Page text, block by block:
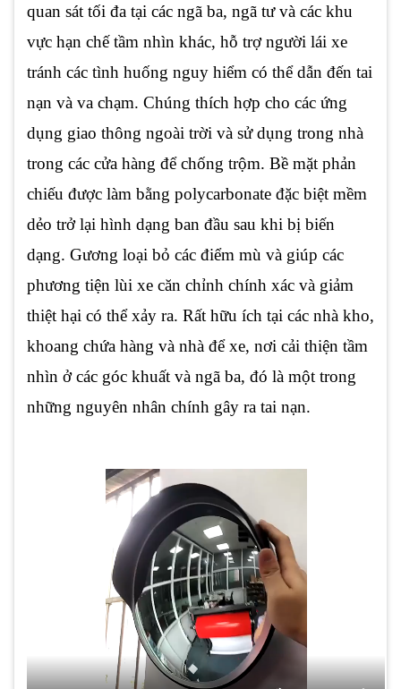
quan sát tối đa tại các ngã ba, ngã tư và các khu
vực hạn chế tầm nhìn khác, hỗ trợ người lái xe
tránh các tình huống nguy hiểm có thể dẫn đến tai
nạn và va chạm. Chúng thích hợp cho các ứng
dụng giao thông ngoài trời và sử dụng trong nhà
trong các cửa hàng để chống trộm. Bề mặt phản
chiếu được làm bằng polycarbonate đặc biệt mềm
dẻo trở lại hình dạng ban đầu sau khi bị biến
dạng. Gương loại bỏ các điểm mù và giúp các
phương tiện lùi xe căn chỉnh chính xác và giảm
thiệt hại có thể xảy ra. Rất hữu ích tại các nhà kho,
khoang chứa hàng và nhà để xe, nơi cải thiện tầm
nhìn ở các góc khuất và ngã ba, đó là một trong
những nguyên nhân chính gây ra tai nạn.